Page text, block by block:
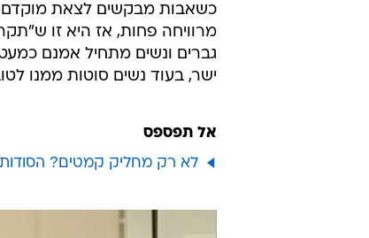
כשאבות מבקשים לצאת מוקדם
מרוויחה פחות, אז היא זו
גברים ונשים מתחיל אמנם
ישר, בעוד נשים סוטות ממנו
אל תפספס
לא רק מחליק קמטים?